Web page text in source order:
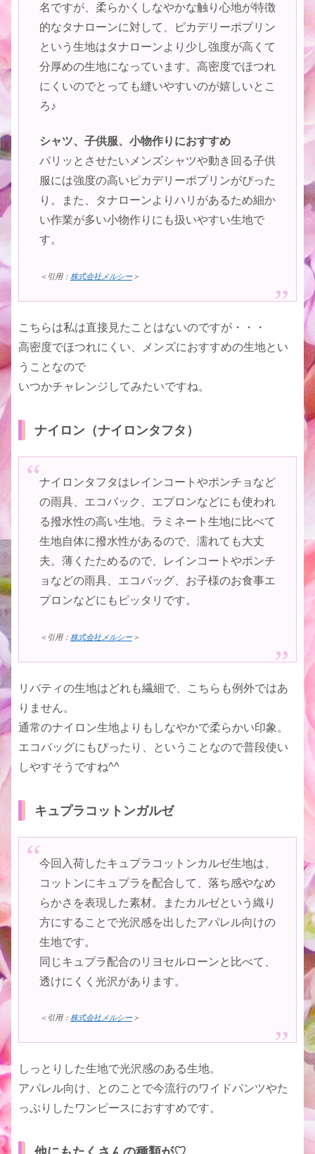
名ですが、柔らかくしなやかな触り心地が特徴
的なタナローンに対して、ピカデリーポプリン
という生地はタナローンより少し強度が高くて
分厚めの生地になっています。高密度でほつれ
にくいのでとっても縫いやすいのが嬉しいとこ
ろ♪
シャツ、子供服、小物作りにおすすめ
パリッとさせたいメンズシャツや動き回る子供
服には強度の高いピカデリーポプリンがぴった
り。また、タナローンよりハリがあるため細か
い作業が多い小物作りにも扱いやすい生地で
す。
＜引用： 株式会社メルシー＞
こちらは私は直接見たことはないのですが・・・
高密度でほつれにくい、メンズにおすすめの生地とい
うことなので
いつかチャレンジしてみたいですね。
ナイロン（ナイロンタフタ）
ナイロンタフタはレインコートやポンチョなど
の雨具、エコバック、エプロンなどにも使われ
る撥水性の高い生地。ラミネート生地に比べて
生地自体に撥水性があるので、濡れても大丈
夫。薄くたためるので、レインコートやポンチ
ョなどの雨具、エコバッグ、お子様のお食事エ
プロンなどにもピッタリです。
＜引用： 株式会社メルシー＞
リバティの生地はどれも繊細で、こちらも例外ではあ
りません。
通常のナイロン生地よりもしなやかで柔らかい印象。
エコバッグにもぴったり、ということなので普段使い
しやすそうですね^^
キュプラコットンガルゼ
今回入荷したキュプラコットンカルゼ生地は、
コットンにキュプラを配合して、落ち感やなめ
らかさを表現した素材。またカルゼという織り
方にすることで光沢感を出したアパレル向けの
生地です。
同じキュプラ配合のリヨセルローンと比べて、
透けにくく光沢があります。
＜引用： 株式会社メルシー＞
しっとりした生地で光沢感のある生地。
アパレル向け、とのことで今流行のワイドパンツやた
っぷりしたワンピースにおすすめです。